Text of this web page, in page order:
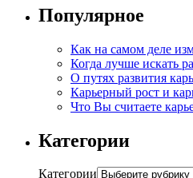
Популярное
Как на самом деле
Когда лучше искать
О путях развития
Карьерный рост и
Что Вы считаете
Категории
Категории